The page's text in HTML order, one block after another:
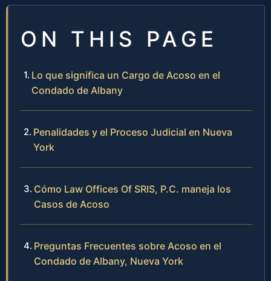
ON THIS PAGE
Lo que significa un Cargo de Acoso en el
Condado de Albany
Penalidades y el Proceso Judicial en Nueva
York
Cómo Law Offices Of SRIS, P.C. maneja los
Casos de Acoso
Preguntas Frecuentes sobre Acoso en el
Condado de Albany, Nueva York